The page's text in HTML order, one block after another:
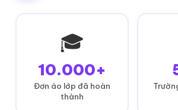
🎓
10.000+
Đơn áo lớp đã hoàn
thành